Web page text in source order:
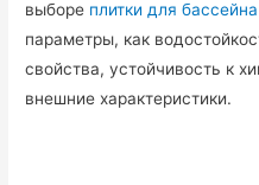
выборе плитки для бассейна
параметры, как
свойства, устойчивость к
внешние характеристики.